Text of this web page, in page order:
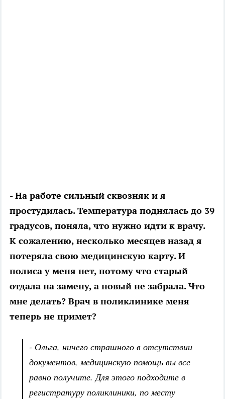
- На работе сильный сквозняк и я
простудилась. Температура поднялась до 39
градусов, поняла, что нужно идти к врачу.
К сожалению, несколько месяцев назад я
потеряла свою медицинскую карту. И
полиса у меня нет, потому что старый
отдала на замену, а новый не забрала. Что
мне делать? Врач в поликлинике меня
теперь не примет?
- Ольга, ничего страшного в отсутствии
документов, медицинскую помощь вы все
равно получите. Для этого подходите в
регистратуру поликлиники, по месту